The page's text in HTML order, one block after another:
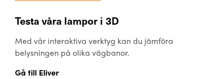
Testa våra lampor i 3D
Med vår interaktiva verktyg kan du jämföra
belysningen på olika vägbanor.
Gå till Eliver